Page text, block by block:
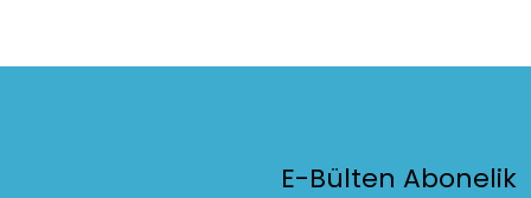
E-Bülten Abonelik